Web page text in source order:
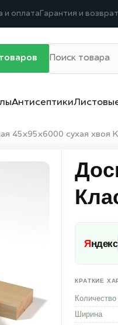
и оплата Гарантия и возврат
Антисептики
45х95х6000 сухая хвоя
Яндекс
КРАТКИЕ
Ширина